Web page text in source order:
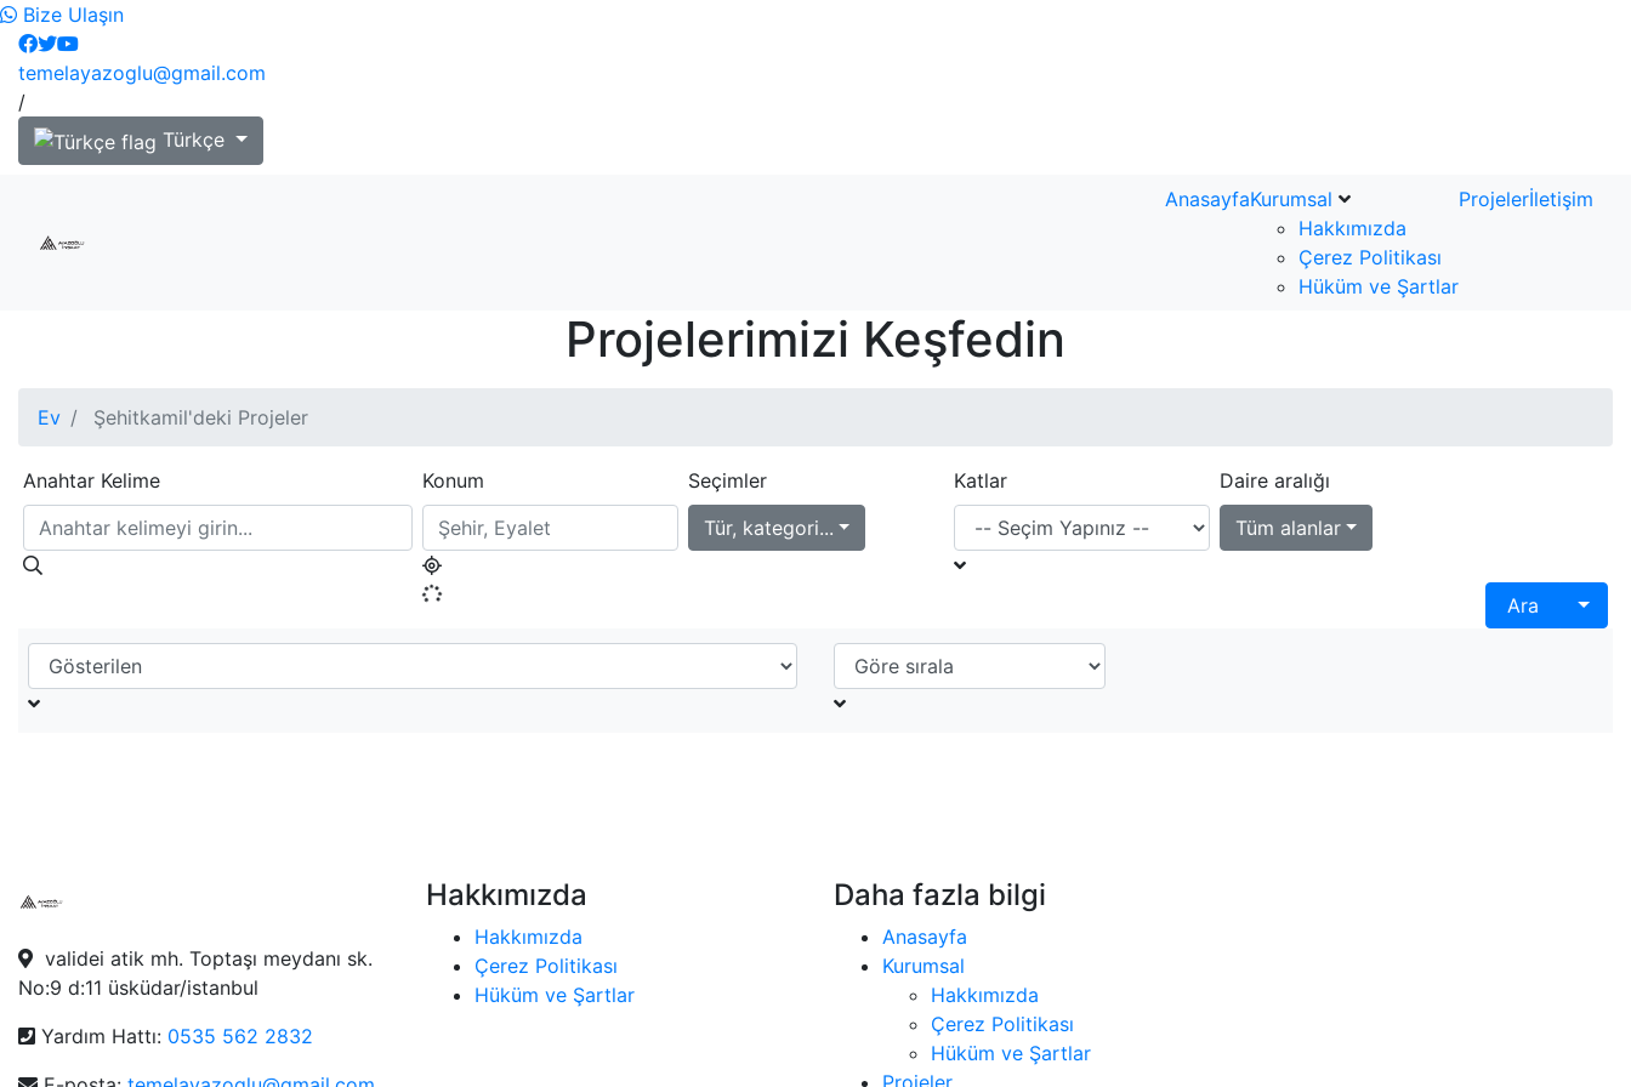
Bize Ulaşın
temelayazoglu@gmail.com
/
Türkçe
AnasayfaKurumsal
Hakkımızda
Çerez Politikası
Hüküm ve Şartlar
Projelerİletişim
Projelerimizi Keşfedin
Ev Şehitkamil'deki Projeler
Anahtar Kelime Konum
Seçimler
Tür, kategori...
Katlar
Daire aralığı
Tüm alanlar
Ara
validei atik mh. Toptaşı meydanı sk.
No:9 d:11 üsküdar/istanbul
Yardım Hattı: 0535 562 2832
Hakkımızda
Hakkımızda
Çerez Politikası
Hüküm ve Şartlar
Daha fazla bilgi
Anasayfa
Kurumsal
Hakkımızda
Çerez Politikası
Hüküm ve Şartlar
Projeler